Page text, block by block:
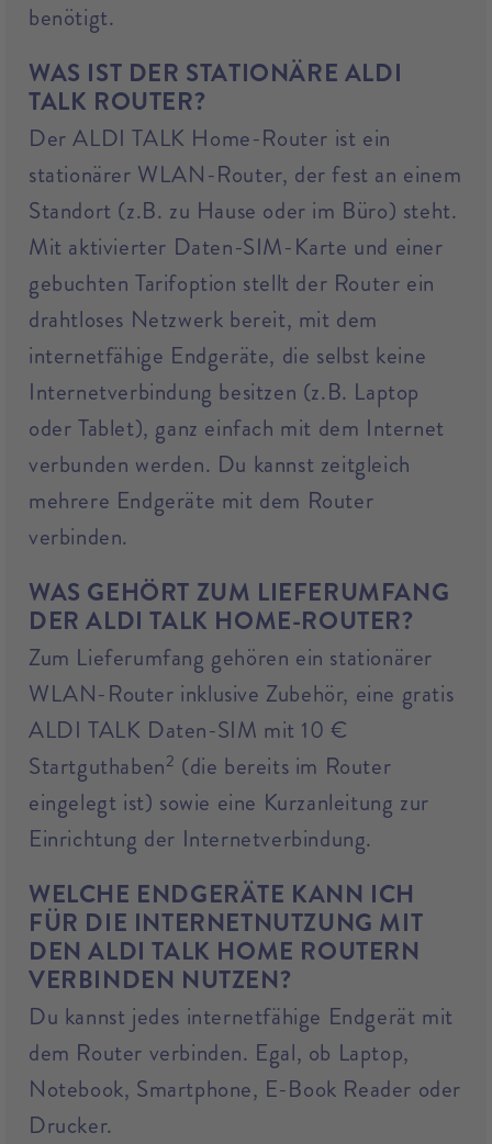
benötigt.
WAS IST DER STATIONÄRE ALDI
TALK ROUTER?
Der ALDI TALK Home-Router ist ein
stationärer WLAN-Router, der fest an einem
Standort (z.B. zu Hause oder im Büro) steht.
Mit aktivierter Daten-SIM-Karte und einer
gebuchten Tarifoption stellt der Router ein
drahtloses Netzwerk bereit, mit dem
internetfähige Endgeräte, die selbst keine
Internetverbindung besitzen (z.B. Laptop
oder Tablet), ganz einfach mit dem Internet
verbunden werden. Du kannst zeitgleich
mehrere Endgeräte mit dem Router
verbinden.
WAS GEHÖRT ZUM LIEFERUMFANG
DER ALDI TALK HOME-ROUTER?
Zum Lieferumfang gehören ein stationärer
WLAN-Router inklusive Zubehör, eine gratis
ALDI TALK Daten-SIM mit 10 €
Startguthaben2 (die bereits im Router
eingelegt ist) sowie eine Kurzanleitung zur
Einrichtung der Internetverbindung.
WELCHE ENDGERÄTE KANN ICH
FÜR DIE INTERNETNUTZUNG MIT
DEN ALDI TALK HOME ROUTERN
VERBINDEN NUTZEN?
Du kannst jedes internetfähige Endgerät mit
dem Router verbinden. Egal, ob Laptop,
Notebook, Smartphone, E-Book Reader oder
Drucker.